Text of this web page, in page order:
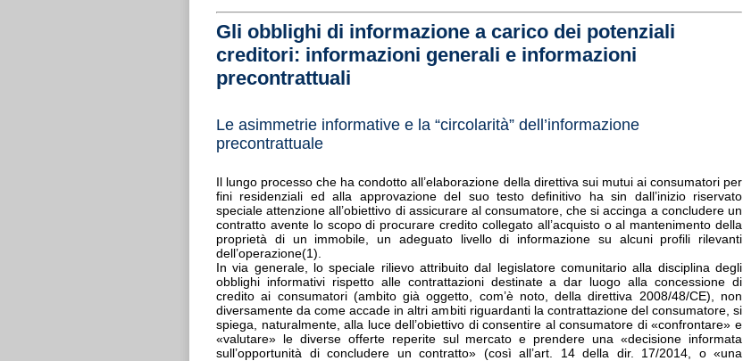
Gli obblighi di informazione a carico dei potenziali
creditori: informazioni generali e informazioni
precontrattuali
Le asimmetrie informative e la “circolarità” dell’informazione
precontrattuale
Il lungo processo che ha condotto all’elaborazione della direttiva sui mutui ai consumatori per
fini residenziali ed alla approvazione del suo testo definitivo ha sin dall’inizio riservato
speciale attenzione all’obiettivo di assicurare al consumatore, che si accinga a concludere un
contratto avente lo scopo di procurare credito collegato all’acquisto o al mantenimento della
proprietà di un immobile, un adeguato livello di informazione su alcuni profili rilevanti
dell’operazione(1).
In via generale, lo speciale rilievo attribuito dal legislatore comunitario alla disciplina degli
obblighi informativi rispetto alle contrattazioni destinate a dar luogo alla concessione di
credito ai consumatori (ambito già oggetto, com’è noto, della direttiva 2008/48/CE), non
diversamente da come accade in altri ambiti riguardanti la contrattazione del consumatore, si
spiega, naturalmente, alla luce dell’obiettivo di consentire al consumatore di «confrontare» e
«valutare» le diverse offerte reperite sul mercato e prendere una «decisione informata
sull’opportunità di concludere un contratto» (così all’art. 14 della dir. 17/2014, o «una